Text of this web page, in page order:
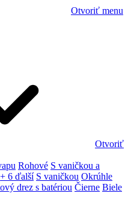
Otvoriť menu
Otvoriť
Rohové S vaničkou a
+ 6 ďalší S vaničkou Okrúhle
drez s batériou Čierne Biele